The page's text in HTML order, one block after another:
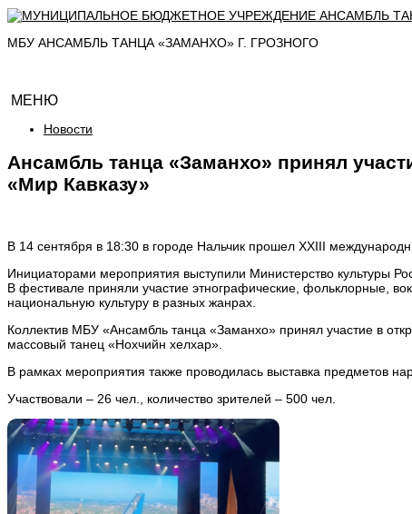
МБУ АНСАМБЛЬ ТАНЦА «ЗАМАНХО» Г. ГРОЗНОГО
МЕНЮ
Новости
Ансамбль танца «Заманхо» принял
«Мир Кавказу»
В 14 сентября в 18:30 в городе Нальчик прошел ХХIII
Инициаторами мероприятия выступили Министерство культуры
В фестивале приняли участие этнографические, фольклорные,
национальную культуру в разных жанрах.
Коллектив МБУ «Ансамбль танца «Заманхо» принял участие в
массовый танец «Нохчийн хелхар».
В рамках мероприятия также проводилась выставка предметов
Участвовали – 26 чел., количество зрителей – 500 чел.